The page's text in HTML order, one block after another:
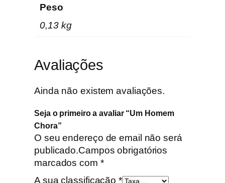
Peso
0,13 kg
Avaliações
Ainda não existem avaliações.
Seja o primeiro a avaliar “Um Homem
Chora”
O seu endereço de email não será
publicado.Campos obrigatórios
marcados com *
A sua classificação *